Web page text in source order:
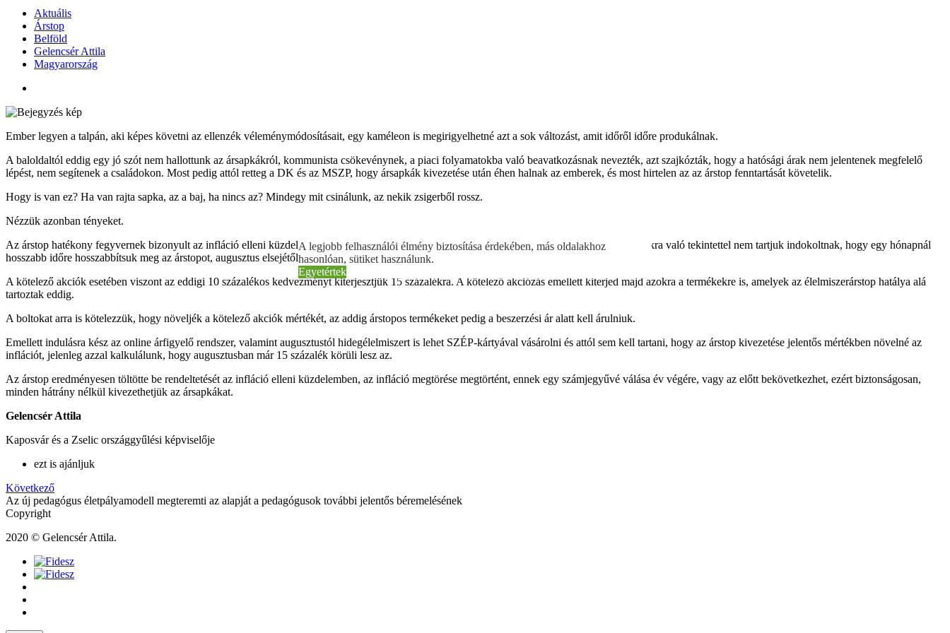
Aktuális
Árstop
Belföld
Gelencsér Attila
Magyarország
Ember legyen a talpán, aki képes követni az ellenzék véleménymódosításait, egy kaméleon is megirigyelhetné azt a sok változást, amit időről időre produkálnak.
A baloldaltól eddig egy jó szót nem hallottunk az ársapkákról, kommunista csökevénynek, a piaci folyamatokba való beavatkozásnak nevezték, azt szajkózták, hogy a hatósági árak nem jelentenek megfelelő
lépést, nem segítenek a családokon. Most pedig attól retteg a DK és az MSZP, hogy ársapkák kivezetése után éhen halnak az emberek, és most hirtelen az az árstop fenntartását követelik.
Hogy is van ez? Ha van rajta sapka, az a baj, ha nincs az? Mindegy mit csinálunk, az nekik zsigerből rossz.
Nézzük azonban tényeket.
Az árstop hatékony fegyvernek bizonyult az infláció elleni küzdelemben, ám a közeljövőben már nem lesz szükség rá. A javuló inflációs kilátásokra való tekintettel nem tartjuk indokoltnak, hogy egy hónapnál
hosszabb időre hosszabbítsuk meg az árstopot, augusztus elsejétől ezért kivezetjük ezt az intézkedést.
A kötelező akciók esetében viszont az eddigi 10 százalékos kedvezményt kiterjesztjük 15 százalékra. A kötelező akciózás emellett kiterjed majd azokra a termékekre is, amelyek az élelmiszerárstop hatálya alá
tartoztak eddig.
A boltokat arra is kötelezzük, hogy növeljék a kötelező akciók mértékét, az addig árstopos termékeket pedig a beszerzési ár alatt kell árulniuk.
Emellett indulásra kész az online árfigyelő rendszer, valamint augusztustól hidegélelmiszert is lehet SZÉP-kártyával vásárolni és attól sem kell tartani, hogy az árstop kivezetése jelentős mértékben növelné az
inflációt, jelenleg azzal kalkulálunk, hogy augusztusban már 15 százalék körüli lesz az.
Az árstop eredményesen töltötte be rendeltetését az infláció elleni küzdelemben, az infláció megtörése megtörtént, ennek egy számjegyűvé válása év végére, vagy az előtt bekövetkezhet, ezért biztonságosan,
minden hátrány nélkül kivezethetjük az ársapkákat.
Gelencsér Attila
Kaposvár és a Zselic országgyűlési képviselője
ezt is ajánljuk
Következő
Az új pedagógus életpályamodell megteremti az alapját a pedagógusok további jelentős béremelésének
Copyright
2020 © Gelencsér Attila.
A legjobb felhasználói élmény biztosítása érdekében, más oldalakhoz
hasonlóan, sütiket használunk.
Egyetértek